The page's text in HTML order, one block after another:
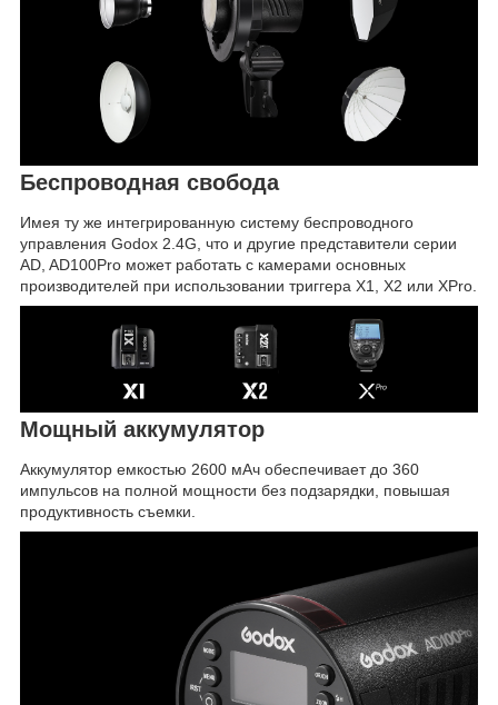
Беспроводная свобода
Имея ту же интегрированную систему беспроводного
управления Godox 2.4G, что и другие представители серии
AD, AD100Pro может работать с камерами основных
производителей при использовании триггера X1, X2 или XPro.
Мощный аккумулятор
Аккумулятор емкостью 2600 мАч обеспечивает до 360
импульсов на полной мощности без подзарядки, повышая
продуктивность съемки.